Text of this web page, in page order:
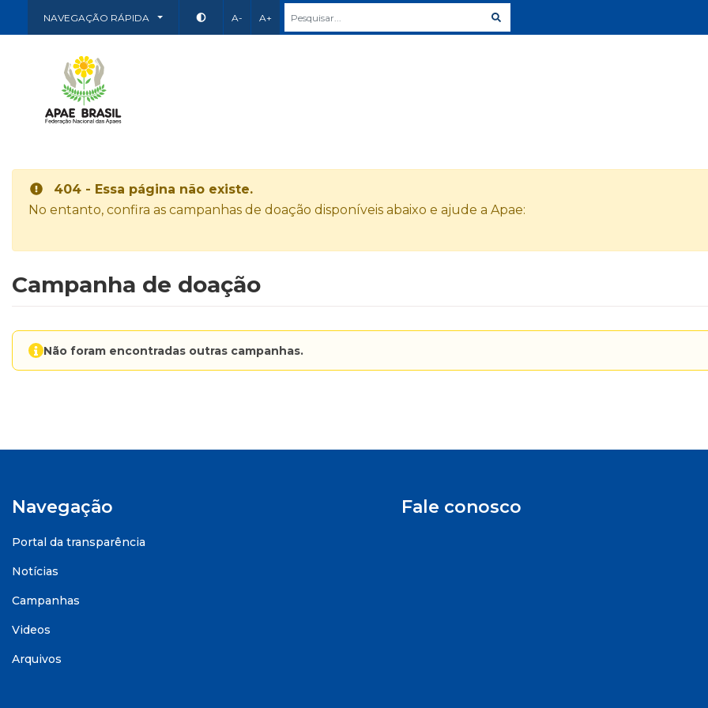
NAVEGAÇÃO RÁPIDA A- A+
404 - Essa página não existe.
No entanto, confira as campanhas de doação disponíveis abaixo e ajude a Apae:
Campanha de doação
Não foram encontradas outras campanhas.
Navegação
Portal da transparência
Notícias
Campanhas
Videos
Arquivos
Fale conosco